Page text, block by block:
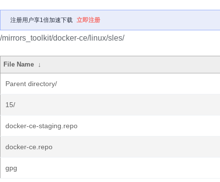
注册用户享1倍加速下载 立即注册
/mirrors_toolkit/docker-ce/linux/sles/
File Name ↓
Parent directory/
15/
docker-ce-staging.repo
docker-ce.repo
gpg